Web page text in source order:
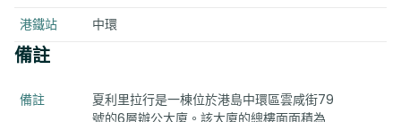
港鐵站
中環
備註
備註
夏利里拉行是一棟位於港島中環區雲咸街79
號的6層辦公大廈。該大廈的總樓面面積為